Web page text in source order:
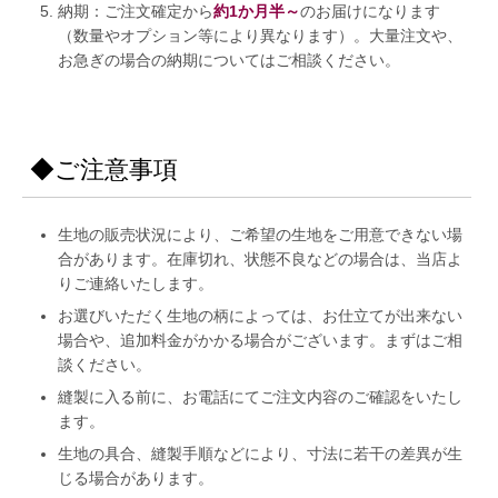
納期：ご注文確定から約1か月半～のお届けになります
（数量やオプション等により異なります）。大量注文や、
お急ぎの場合の納期についてはご相談ください。
◆ご注意事項
生地の販売状況により、ご希望の生地をご用意できない場
合があります。在庫切れ、状態不良などの場合は、当店よ
りご連絡いたします。
お選びいただく生地の柄によっては、お仕立てが出来ない
場合や、追加料金がかかる場合がございます。まずはご相
談ください。
縫製に入る前に、お電話にてご注文内容のご確認をいたし
ます。
生地の具合、縫製手順などにより、寸法に若干の差異が生
じる場合があります。